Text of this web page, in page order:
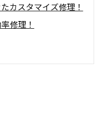
カスタマイズ修理！
修理！